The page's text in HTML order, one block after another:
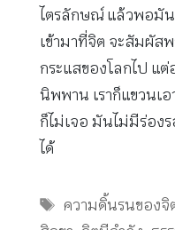
ไตรลักษณ์ แล้วพอมั
เข้ามาที่จิต จะสัมผัส
กระแสของโลกไป แ
นิพพาน เราก็แขวนเอ
ก็ไม่เจอ มันไม่มีร่อง
ได้
Tags
ความดิ้นรนของจิ